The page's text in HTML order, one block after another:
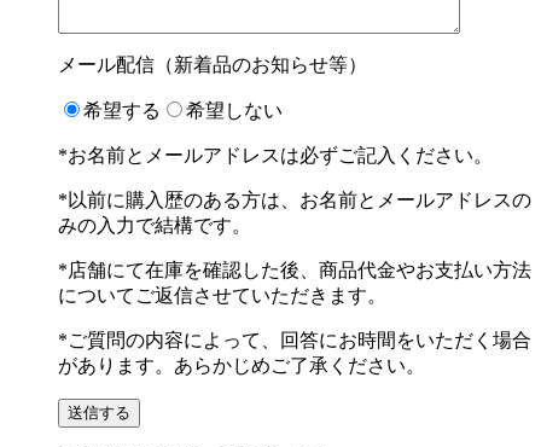
メール配信（新着品のお知らせ等）
希望する 希望しない
*お名前とメールアドレスは必ずご記入ください。
*以前に購入歴のある方は、お名前とメールアドレスの
みの入力で結構です。
*店舗にて在庫を確認した後、商品代金やお支払い方法
についてご返信させていただきます。
*ご質問の内容によって、回答にお時間をいただく場合
があります。あらかじめご了承ください。